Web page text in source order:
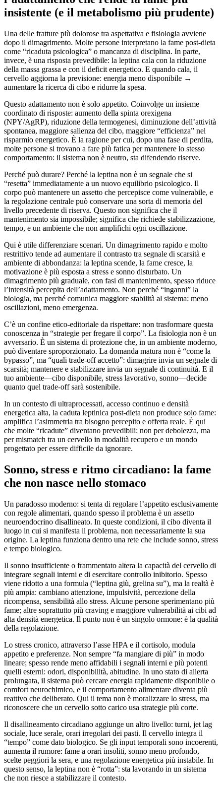
insistente (e il metabolismo più prudente)
Una delle fratture più dolorose tra aspettativa e fisiologia avviene
dopo il dimagrimento. Molte persone interpretano la fame post-dieta
come “ricaduta psicologica” o mancanza di disciplina. In parte,
invece, è una risposta prevedibile: la leptina cala con la riduzione
della massa grassa e con il deficit energetico. E quando cala, il
cervello aggiorna la previsione: energia meno disponibile →
aumentare la ricerca di cibo e ridurre la spesa.
Questo adattamento non è solo appetito. Coinvolge un insieme
coordinato di risposte: aumento della spinta orexigena
(NPY/AgRP), riduzione della termogenesi, diminuzione dell’attività
spontanea, maggiore salienza del cibo, maggiore “efficienza” nel
risparmio energetico. È la ragione per cui, dopo una fase di perdita,
molte persone si trovano a fare più fatica per mantenere lo stesso
comportamento: il sistema non è neutro, sta difendendo riserve.
Perché può durare? Perché la leptina non è un segnale che si
“resetta” immediatamente a un nuovo equilibrio psicologico. Il
corpo può mantenere un assetto che percepisce come vulnerabile, e
la regolazione centrale può conservare una sorta di memoria del
livello precedente di riserva. Questo non significa che il
mantenimento sia impossibile; significa che richiede stabilizzazione,
tempo, e un ambiente che non amplifichi ogni oscillazione.
Qui è utile differenziare scenari. Un dimagrimento rapido e molto
restrittivo tende ad aumentare il contrasto tra segnale di scarsità e
ambiente di abbondanza: la leptina scende, la fame cresce, la
motivazione è più esposta a stress e sonno disturbato. Un
dimagrimento più graduale, con fasi di mantenimento, spesso riduce
l’intensità percepita dell’adattamento. Non perché “inganni” la
biologia, ma perché comunica maggiore stabilità al sistema: meno
oscillazioni, meno emergenza.
C’è un confine etico-editoriale da rispettare: non trasformare questa
conoscenza in “strategie per fregare il corpo”. La fisiologia non è un
avversario. È un sistema di protezione che, in un ambiente moderno,
può diventare sproporzionato. La domanda matura non è “come la
bypasso”, ma “quali trade-off accetto”: dimagrire invia un segnale di
scarsità; mantenere e stabilizzare invia un segnale di continuità. E il
tuo ambiente—cibo disponibile, stress lavorativo, sonno—decide
quanto quel trade-off sarà sostenibile.
In un contesto di ultraprocessati, accesso continuo e densità
energetica alta, la caduta leptinica post-dieta non produce solo fame:
amplifica l’asimmetria tra bisogno percepito e offerta reale. È qui
che molte “ricadute” diventano prevedibili: non per debolezza, ma
per mismatch tra un cervello in modalità recupero e un mondo
progettato per essere difficile da ignorare.
Sonno, stress e ritmo circadiano: la fame
che non nasce nello stomaco
Un paradosso moderno: si tenta di regolare l’appetito esclusivamente
con regole alimentari, quando spesso il problema è un assetto
neuroendocrino disallineato. In queste condizioni, il cibo diventa il
luogo in cui si manifesta il problema, non necessariamente la sua
origine. La leptina funziona dentro una rete che include sonno, stress
e tempo biologico.
Il sonno insufficiente o frammentato altera la capacità del cervello di
integrare segnali interni e di esercitare controllo inibitorio. Spesso
viene ridotto a una formula (“leptina giù, grelina su”), ma la realtà è
più ampia: cambiano attenzione, impulsività, percezione della
ricompensa, sensibilità allo stress. Alcune persone sperimentano più
fame; altre soprattutto più craving e maggiore vulnerabilità ai cibi ad
alta densità energetica. Il punto non è un singolo ormone: è la qualità
della regolazione.
Lo stress cronico, attraverso l’asse HPA e il cortisolo, modula
appetito e preferenze. Non sempre “fa mangiare di più” in modo
lineare; spesso rende meno affidabili i segnali interni e più potenti
quelli esterni: odori, disponibilità, abitudine. In uno stato di allerta
prolungata, il sistema può cercare energia rapidamente disponibile o
comfort neurochimico, e il comportamento alimentare diventa più
reattivo che deliberato. Qui il tema non è moralizzare lo stress, ma
riconoscere che un cervello sotto carico usa strategie più corte.
Il disallineamento circadiano aggiunge un altro livello: turni, jet lag
sociale, luce serale, orari irregolari dei pasti. Il cervello integra il
“tempo” come dato biologico. Se gli input temporali sono incoerenti,
aumenta il rumore: fame a orari insoliti, sonno meno profondo,
scelte peggiori la sera, e una regolazione energetica più instabile. In
questo senso, la leptina non è “rottа”: sta lavorando in un sistema
che non riesce a stabilizzare il contesto.